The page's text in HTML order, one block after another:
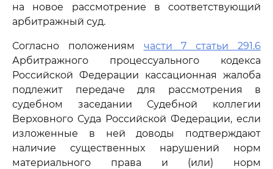
на новое рассмотрение в соответствующий
арбитражный суд.
Согласно положениям части 7 статьи 291.6
Арбитражного процессуального кодекса
Российской Федерации кассационная жалоба
подлежит передаче для рассмотрения в
судебном заседании Судебной коллегии
Верховного Суда Российской Федерации, если
изложенные в ней доводы подтверждают
наличие существенных нарушений норм
материального права и (или) норм